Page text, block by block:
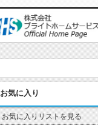
お気に入り
お気に入りリストを見る